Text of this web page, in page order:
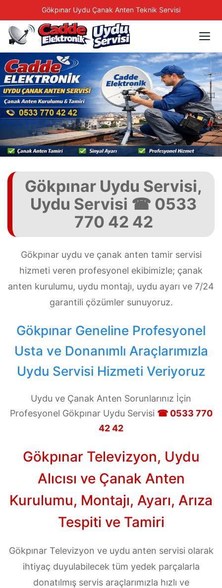
Gökpınar Uydu Çanak Anten Teknik Servisi
Gökpınar Uydu Servisi,
Uydu Servisi ☎ 0533
770 42 42
Gökpınar uydu ve çanak anten tamir servisi
hizmeti veren profesyonel ekibimizle; çanak
anten kurulumu, uydu montajı, uydu ayarı ve 7/24
garantili çözümler sunuyoruz.
Gökpınar Geneline Profesyonel
Usta ve Donanımlı Araçlarımızla
Uydu Servisi Hizmeti Veriyoruz
Uydu ve Çanak Anten Sorunlarınız İçin
Profesyonel Gökpınar Uydu Servisi ☎ 0533 770
42 42
Gökpınar Televizyon, Uydu
Alıcısı ve Çanak Anten
Kurulumu, Montajı, Ayarı, Arıza
Tespiti ve Tamiri
Gökpınar Televizyon ve uydu anten servisi olarak
ihtiyaç duyulabilecek tüm yedek parçalarla
donatılmış servis araçlarımızla hızlı ve